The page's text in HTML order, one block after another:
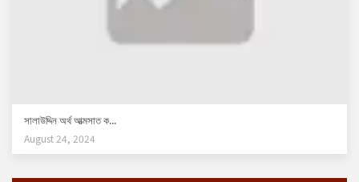
সালাউদ্দিন অর্থ আত্মসাত ক...
August 24, 2024